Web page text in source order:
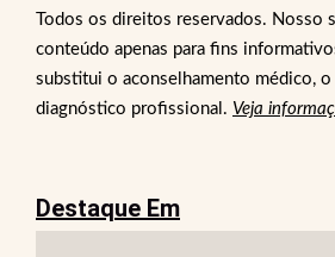
Todos os direitos reservados. Nosso
conteúdo apenas para fins
substitui o aconselhamento médico,
diagnóstico profissional. Veja
Destaque Em